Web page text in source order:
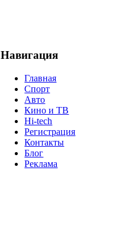
Навигация
Главная
Спорт
Авто
Кино и ТВ
Hi-tech
Регистрация
Контакты
Блог
Реклама